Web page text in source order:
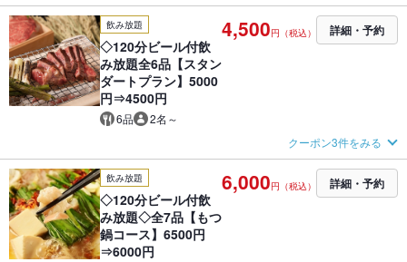
飲み放題
◇120分ビール付飲
み放題全6品【スタン
ダートプラン】5000
円⇒4500円
6品 2名～
4,500円（税込） 詳細・予約
クーポン3件をみる
飲み放題
◇120分ビール付飲
み放題◇全7品【もつ
鍋コース】6500円
⇒6000円
6,000円（税込） 詳細・予約